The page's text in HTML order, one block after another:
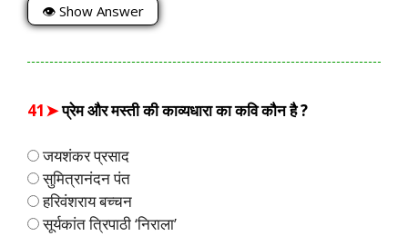
👁 Show Answer
41➤प्रेम और मस्ती की काव्यधारा का कवि कौन है ?
जयशंकर प्रसाद
सुमित्रानंदन पंत
हरिवंशराय बच्चन
सूर्यकांत त्रिपाठी ‘निराला’